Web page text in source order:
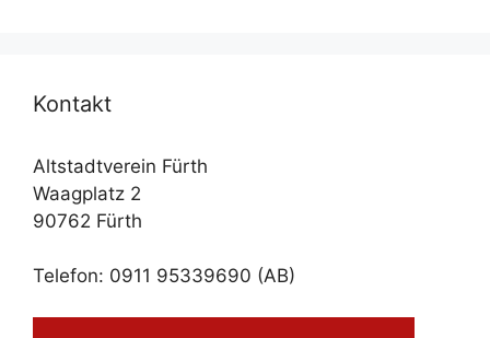
Kon­takt
Altstadtverein Fürth
Waagplatz 2
90762 Fürth
Telefon: 0911 95339690 (AB)